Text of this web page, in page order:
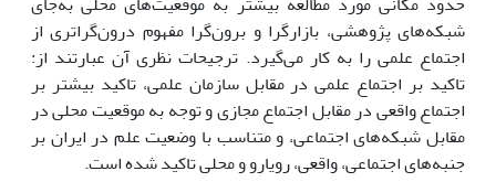
شبکه‌های پژوهشی، بازارگرا و برون‌گرا مفهوم درون‌گراتری از
اجتماع علمی را به کار می‌گیرد. ترجیحات نظری آن عبارتند از:
تاکید بر اجتماع علمی در مقابل سازمان علمی، تاکید بیشتر بر
اجتماع واقعی در مقابل اجتماع مجازی و توجه به موقعیت محلی در
مقابل شبکه‌های اجتماعی، و متناسب با وضعیت علم در ایران بر
جنبه‌های اجتماعی، واقعی، رویارو و محلی تاکید شده است.